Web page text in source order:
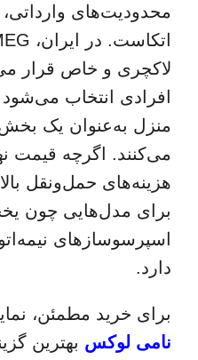
محدودیت‌های
لاکچری و خاص قرار
افرادی انتخاب
منزل به‌عنوان یک
می‌کنند. اگرچه قیمت
هزینه‌های حمل‌ونقل
اسپرسوسازهای
دارد.
برای خرید مطمئن،
نامی لوکس بهترین